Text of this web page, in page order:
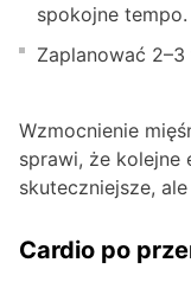
spokojne tempo.
Zaplanować
Wzmocnienie
sprawi, że kolejne
skuteczniejsze,
Cardio po